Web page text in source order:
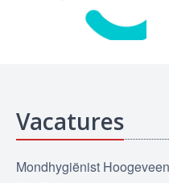
Vacatures
Mondhygiënist